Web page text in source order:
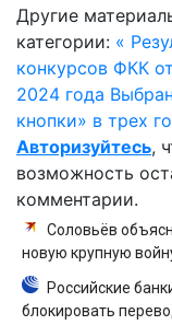
Другие
категории: «
конкурсов ФКК
2024 года
кнопки» в трех
Авторизуйтесь,
возможность
комментарии.
Соловьёв
новую крупную
Российские
блокировать